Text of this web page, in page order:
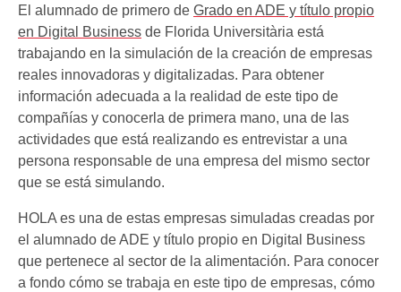
El alumnado de primero de Grado en ADE y título propio
en Digital Business de Florida Universitària está
trabajando en la simulación de la creación de empresas
reales innovadoras y digitalizadas. Para obtener
información adecuada a la realidad de este tipo de
compañías y conocerla de primera mano, una de las
actividades que está realizando es entrevistar a una
persona responsable de una empresa del mismo sector
que se está simulando.
HOLA es una de estas empresas simuladas creadas por
el alumnado de ADE y título propio en Digital Business
que pertenece al sector de la alimentación. Para conocer
a fondo cómo se trabaja en este tipo de empresas, cómo